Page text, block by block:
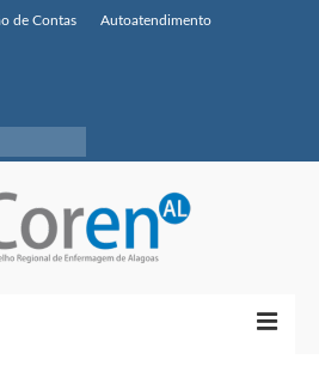
de Contas Autoatendimento